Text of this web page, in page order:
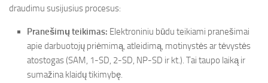
draudimu susijusius procesus:
Pranešimų teikimas: Elektroniniu būdu teikiami pranešimai
apie darbuotojų priėmimą, atleidimą, motinystės ar tėvystės
atostogas (SAM, 1-SD, 2-SD, NP-SD ir kt.). Tai taupo laiką ir
sumažina klaidų tikimybę.